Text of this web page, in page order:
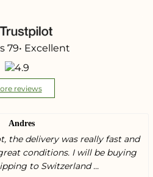
79• Excellent
4.9
reviews
Andres
the delivery was really fast and
conditions. I will be buying
to Switzerland ...